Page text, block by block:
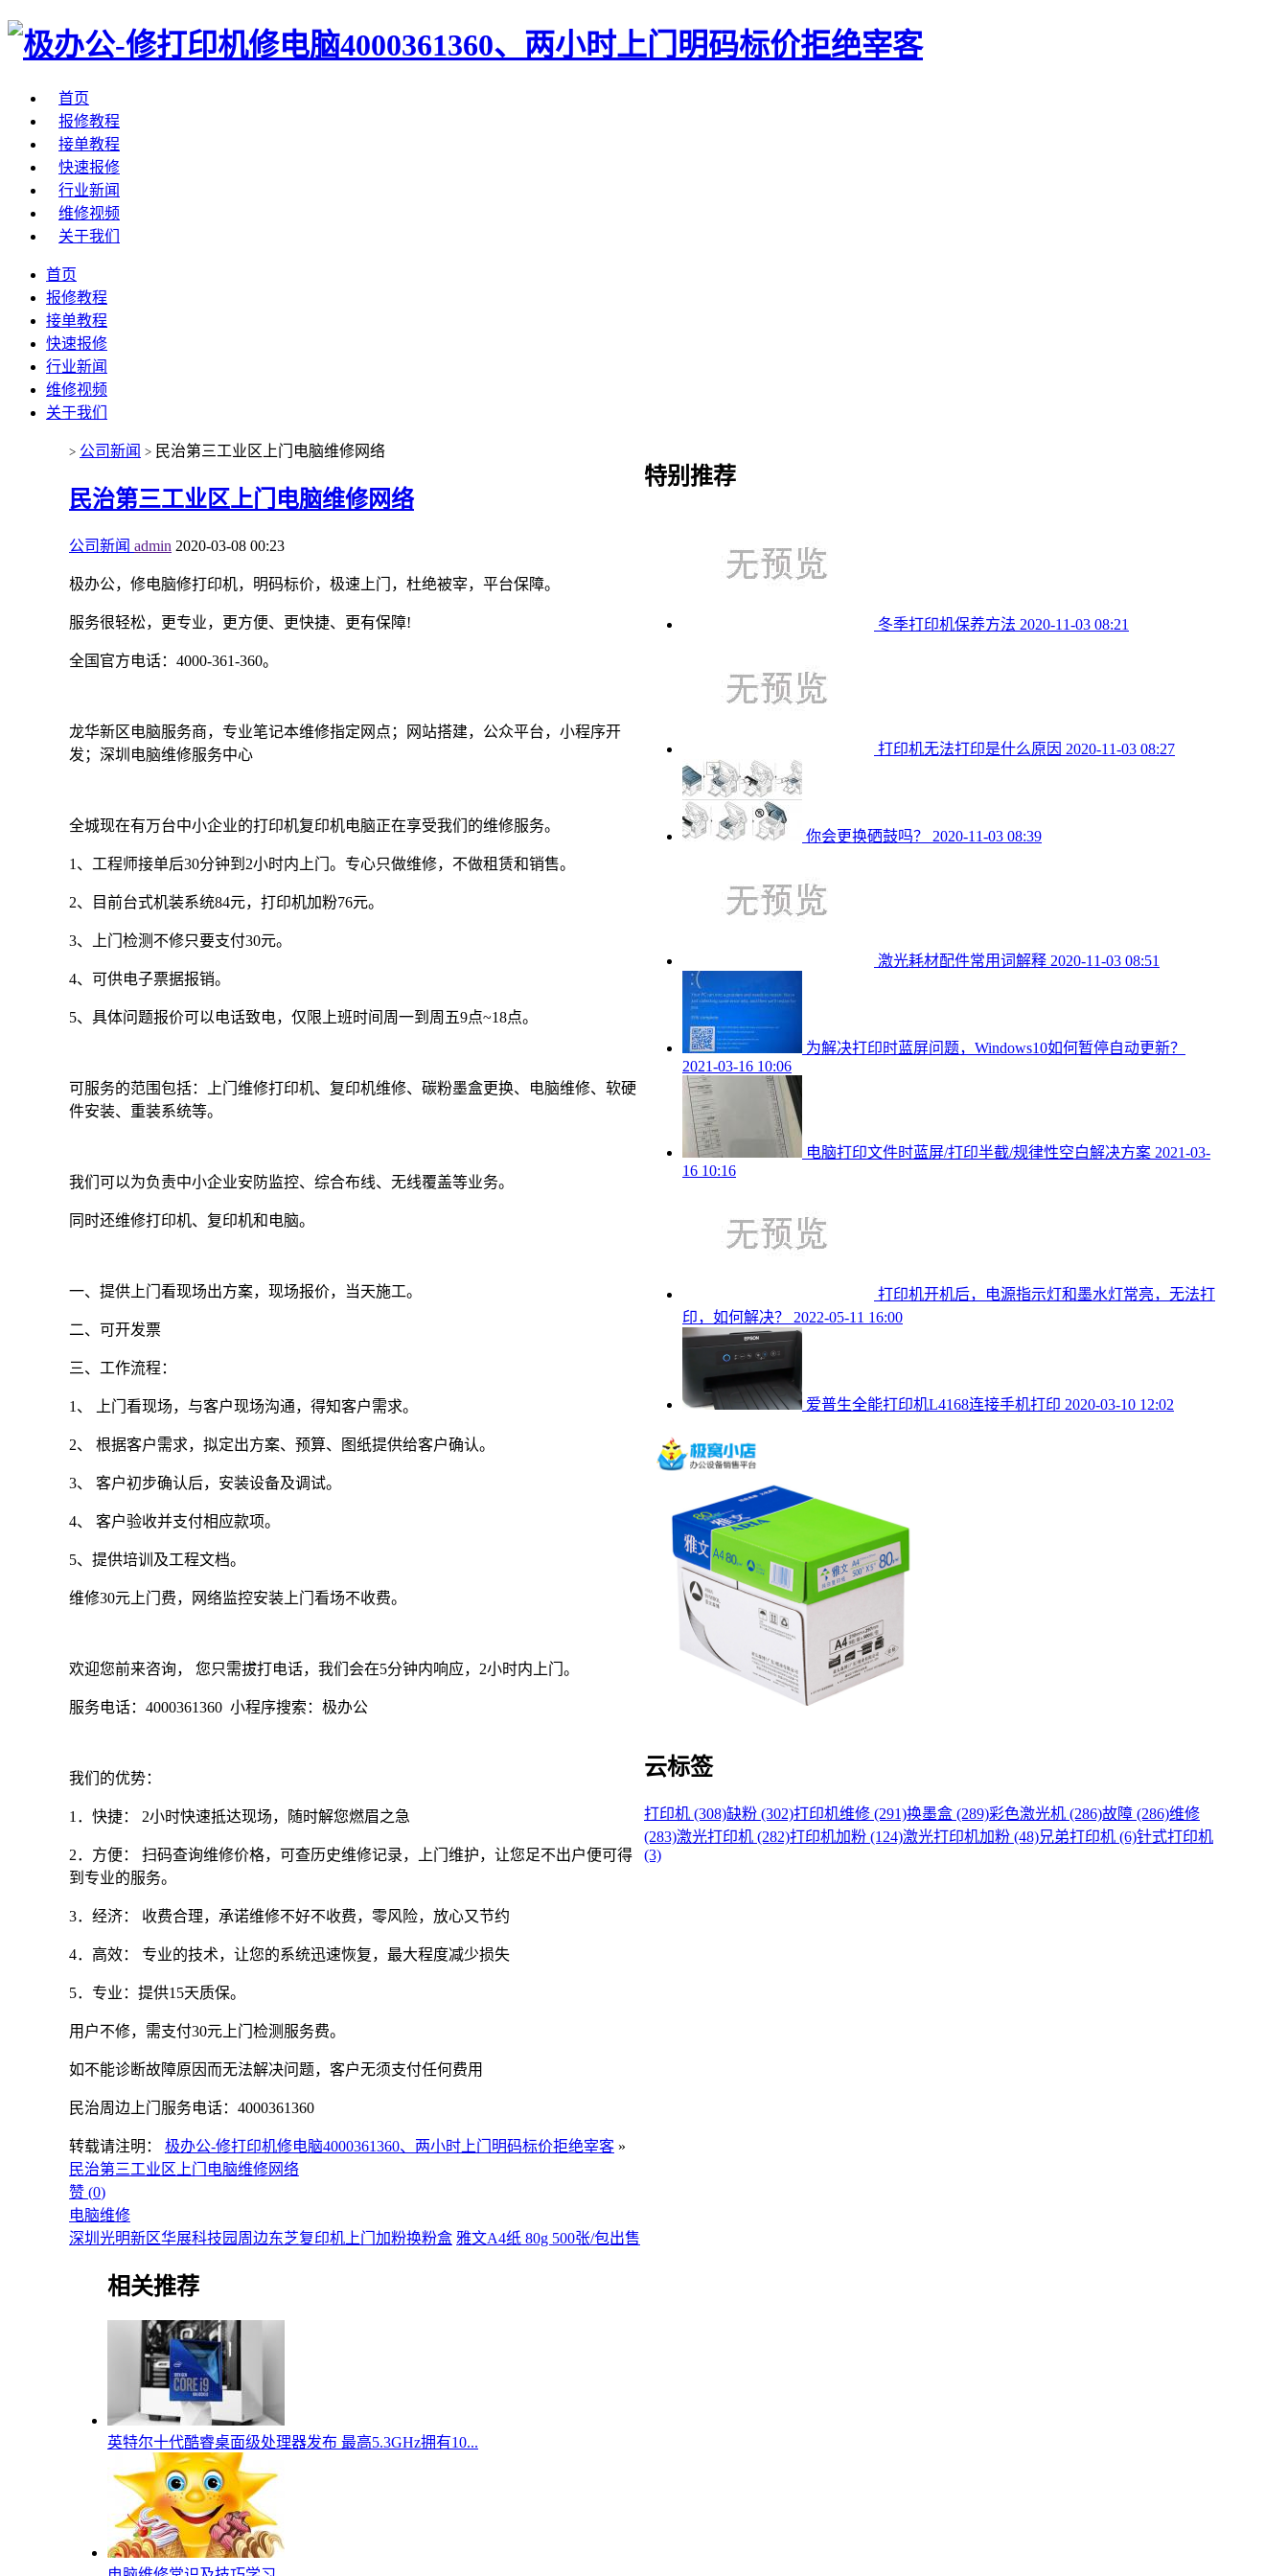
首页
报修教程
接单教程
快速报修
行业新闻
维修视频
关于我们
首页
报修教程
接单教程
快速报修
行业新闻
维修视频
关于我们
> 公司新闻 > 民治第三工业区上门电脑维修网络
民治第三工业区上门电脑维修网络
公司新闻 admin 2020-03-08 00:23
极办公，修电脑修打印机，明码标价，极速上门，杜绝被宰，平台保障。
服务很轻松，更专业，更方便、更快捷、更有保障!
全国官方电话：4000-361-360。
龙华新区电脑服务商，专业笔记本维修指定网点；网站搭建，公众平台，小程序开
发；深圳电脑维修服务中心
全城现在有万台中小企业的打印机复印机电脑正在享受我们的维修服务。
1、工程师接单后30分钟到2小时内上门。专心只做维修，不做租赁和销售。
2、目前台式机装系统84元，打印机加粉76元。
3、上门检测不修只要支付30元。
4、可供电子票据报销。
5、具体问题报价可以电话致电，仅限上班时间周一到周五9点~18点。
可服务的范围包括：上门维修打印机、复印机维修、碳粉墨盒更换、电脑维修、软硬
件安装、重装系统等。
我们可以为负责中小企业安防监控、综合布线、无线覆盖等业务。
同时还维修打印机、复印机和电脑。
一、提供上门看现场出方案，现场报价，当天施工。
二、可开发票
三、工作流程：
1、 上门看现场，与客户现场沟通，得知客户需求。
2、 根据客户需求，拟定出方案、预算、图纸提供给客户确认。
3、 客户初步确认后，安装设备及调试。
4、 客户验收并支付相应款项。
5、提供培训及工程文档。
维修30元上门费，网络监控安装上门看场不收费。
欢迎您前来咨询， 您只需拔打电话，我们会在5分钟内响应，2小时内上门。
服务电话：4000361360 小程序搜索：极办公
我们的优势：
1．快捷： 2小时快速抵达现场，随时解您燃眉之急
2．方便： 扫码查询维修价格，可查历史维修记录，上门维护，让您足不出户便可得
到专业的服务。
3．经济： 收费合理，承诺维修不好不收费，零风险，放心又节约
4．高效： 专业的技术，让您的系统迅速恢复，最大程度减少损失
5．专业：提供15天质保。
用户不修，需支付30元上门检测服务费。
如不能诊断故障原因而无法解决问题，客户无须支付任何费用
民治周边上门服务电话：4000361360
转载请注明： 极办公-修打印机修电脑4000361360、两小时上门明码标价拒绝宰客 »
民治第三工业区上门电脑维修网络
赞 (0)
电脑维修
深圳光明新区华展科技园周边东芝复印机上门加粉换粉盒 雅文A4纸 80g 500张/包出售
相关推荐
英特尔十代酷睿桌面级处理器发布 最高5.3GHz拥有10...
特别推荐
冬季打印机保养方法 2020-11-03 08:21
打印机无法打印是什么原因 2020-11-03 08:27
你会更换硒鼓吗？ 2020-11-03 08:39
激光耗材配件常用词解释 2020-11-03 08:51
为解决打印时蓝屏问题，Windows10如何暂停自动更新？
2021-03-16 10:06
电脑打印文件时蓝屏/打印半截/规律性空白解决方案 2021-03-
16 10:16
打印机开机后，电源指示灯和墨水灯常亮，无法打
印，如何解决？ 2022-05-11 16:00
爱普生全能打印机L4168连接手机打印 2020-03-10 12:02
云标签
打印机 (308)缺粉 (302)打印机维修 (291)换墨盒 (289)彩色激光机 (286)故障 (286)维修
(283)激光打印机 (282)打印机加粉 (124)激光打印机加粉 (48)兄弟打印机 (6)针式打印机
(3)